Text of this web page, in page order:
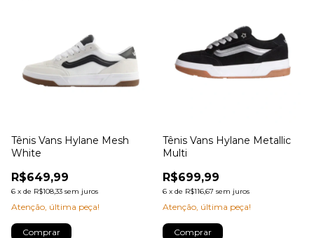
Tênis Vans Hylane Mesh
White
R$649,99
6 x de R$108,33 sem juros
Atenção, última peça!
Comprar
Tênis Vans Hylane Metallic
Multi
R$699,99
6 x de R$116,67 sem juros
Atenção, última peça!
Comprar